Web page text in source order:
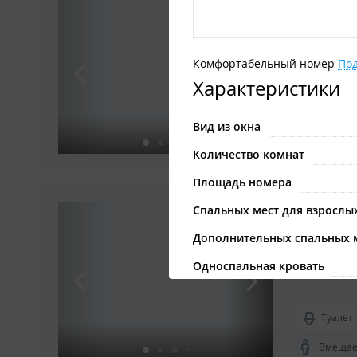
4-
Туалет
Комфортабельный номер
Характеристики
Вид из окна
Количество комнат
Площадь номера
Спальных мест для
Дополнительных спальных
Односпальная кровать